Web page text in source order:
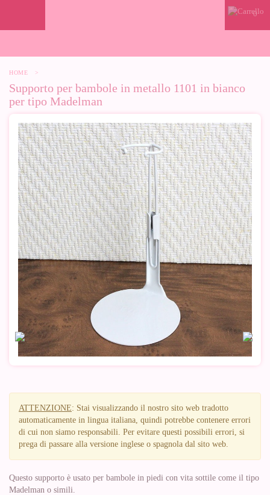
0
HOME >
Supporto per bambole in metallo 1101 in bianco
per tipo Madelman
ATTENZIONE: Stai visualizzando il nostro sito web tradotto
automaticamente in lingua italiana, quindi potrebbe contenere errori
di cui non siamo responsabili. Per evitare questi possibili errori, si
prega di passare alla versione inglese o spagnola dal sito web.
Questo supporto è usato per bambole in piedi con vita sottile come il tipo
Madelman o simili.